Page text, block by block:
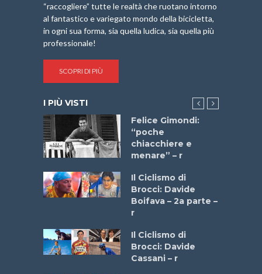
“raccogliere” tutte le realtà che ruotano intorno
al fantastico e variegato mondo della bicicletta,
in ogni sua forma, sia quella ludica, sia quella più
professionale!
SCOPRI DI PIÙ
I PIÙ VISTI
Felice Gimondi:
“poche
chiacchiere e
menare” – r
Il Ciclismo di
Brocci: Davide
Boifava – 2a parte –
r
Il Ciclismo di
Brocci: Davide
Cassani – r